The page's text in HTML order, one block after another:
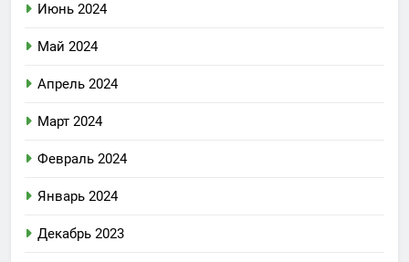
Июнь 2024
Май 2024
Апрель 2024
Март 2024
Февраль 2024
Январь 2024
Декабрь 2023